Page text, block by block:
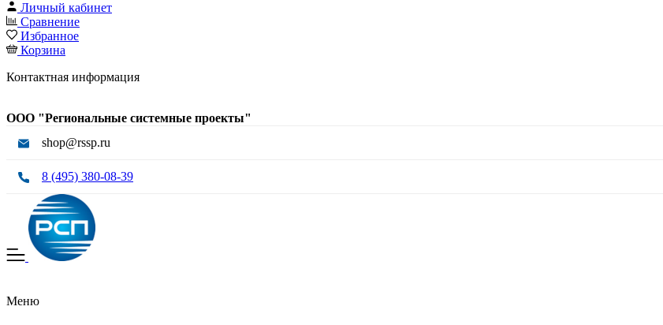
Личный кабинет
Сравнение
Избранное
Корзина
Контактная информация
ООО "Региональные системные проекты"
shop@rssp.ru
8 (495) 380-08-39
Меню